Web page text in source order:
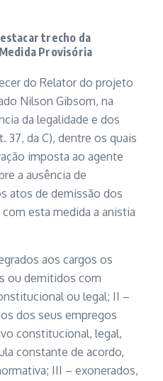
trecho da
Provisória
do Relator do projeto
Nilson Gibsom, na
da legalidade e dos
37, da C), dentre os quais
imposta ao agente
a ausência de
atos de demissão dos
esta medida a anistia
aos cargos os
ou demitidos com
ou legal; II –
dos seus empregos
constitucional, legal,
constante de acordo,
III – exonerados,